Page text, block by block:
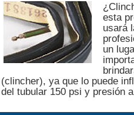
esta
usará
un
(clincher), ya que lo puede
del tubular 150 psi y presión